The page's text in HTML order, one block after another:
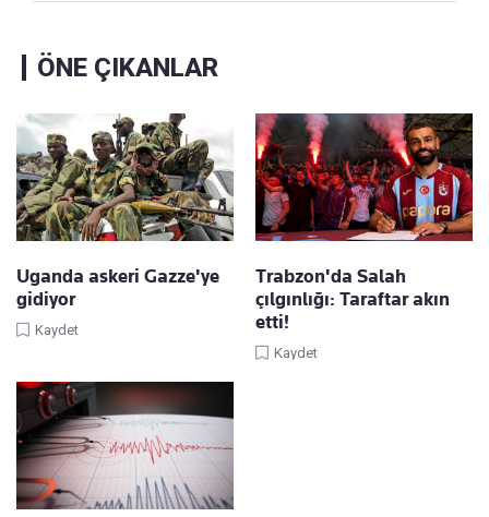
ÖNE ÇIKANLAR
Uganda askeri Gazze'ye
gidiyor
Kaydet
Trabzon'da Salah
çılgınlığı: Taraftar akın
etti!
Kaydet